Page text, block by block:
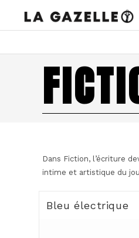
Dans Fiction, l’écriture
intime et artistique du
Bleu électrique